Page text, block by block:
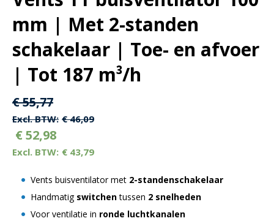
mm | Met 2-standen
schakelaar | Toe- en afvoer
| Tot 187 m³/h
Oorspronkelijke
prijs
was:
€ 55,77.
€55,77Huidige
prijs
is:
€ 55,77.
€46,09
€52,98
€ 43,79
Vents buisventilator met 2-standenschakelaar
Handmatig switchentussen 2 snelheden
Voor ventilatie in ronde luchtkanalen